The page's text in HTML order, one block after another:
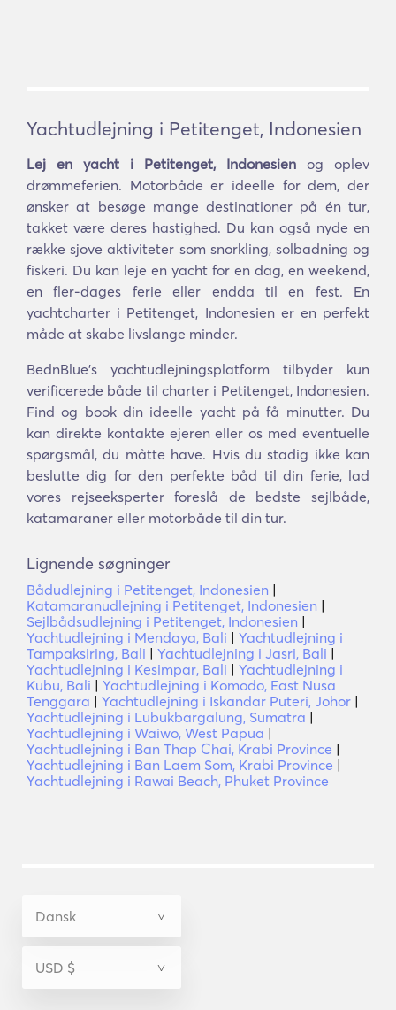
Yachtudlejning i Petitenget, Indonesien
Lej en yacht i Petitenget, Indonesien og oplev
drømmeferien. Motorbåde er ideelle for dem, der
ønsker at besøge mange destinationer på én tur,
takket være deres hastighed. Du kan også nyde en
række sjove aktiviteter som snorkling, solbadning og
fiskeri. Du kan leje en yacht for en dag, en weekend,
en fler-dages ferie eller endda til en fest. En
yachtcharter i Petitenget, Indonesien er en perfekt
måde at skabe livslange minder.
BednBlue's yachtudlejningsplatform tilbyder kun
verificerede både til charter i Petitenget, Indonesien.
Find og book din ideelle yacht på få minutter. Du
kan direkte kontakte ejeren eller os med eventuelle
spørgsmål, du måtte have. Hvis du stadig ikke kan
beslutte dig for den perfekte båd til din ferie, lad
vores rejseeksperter foreslå de bedste sejlbåde,
katamaraner eller motorbåde til din tur.
Lignende søgninger
Bådudlejning i Petitenget, Indonesien |
Katamaranudlejning i Petitenget, Indonesien |
Sejlbådsudlejning i Petitenget, Indonesien |
Yachtudlejning i Mendaya, Bali | Yachtudlejning i
Tampaksiring, Bali | Yachtudlejning i Jasri, Bali |
Yachtudlejning i Kesimpar, Bali | Yachtudlejning i
Kubu, Bali | Yachtudlejning i Komodo, East Nusa
Tenggara | Yachtudlejning i Iskandar Puteri, Johor |
Yachtudlejning i Lubukbargalung, Sumatra |
Yachtudlejning i Waiwo, West Papua |
Yachtudlejning i Ban Thap Chai, Krabi Province |
Yachtudlejning i Ban Laem Som, Krabi Province |
Yachtudlejning i Rawai Beach, Phuket Province